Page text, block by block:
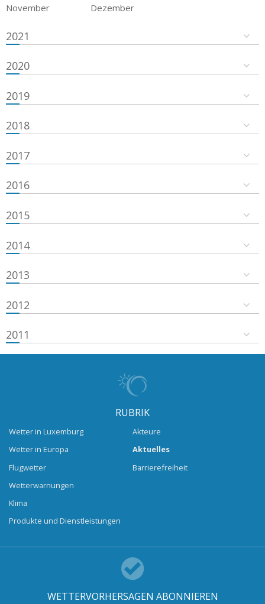
November
Dezember
2021
2020
2019
2018
2017
2016
2015
2014
2013
2012
2011
RUBRIK
Wetter in Luxemburg
Wetter in Europa
Flugwetter
Wetterwarnungen
Klima
Produkte und Dienstleistungen
Akteure
Aktuelles
Barrierefreiheit
WETTERVORHERSAGEN ABONNIEREN